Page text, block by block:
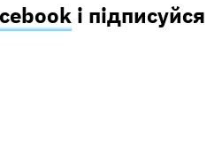
і підписуйся